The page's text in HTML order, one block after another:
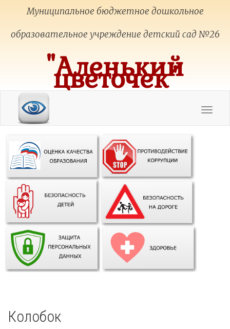
Муниципальное бюджетное дошкольное
образовательное учреждение детский сад №26
"Аленький
цветочек"
Toggle
Колобок